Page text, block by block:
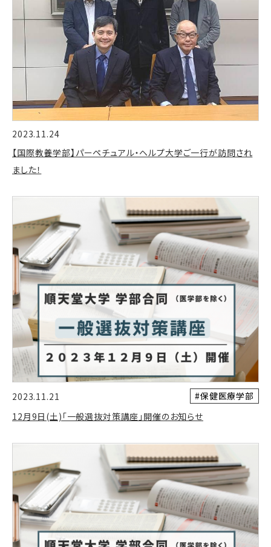
2023.11.24
【国際教養学部】パーペチュアル・ヘルプ大学ご一行が訪問され
ました！
2023.11.21
#保健医療学部
12月9日(土)「一般選抜対策講座」開催のお知らせ